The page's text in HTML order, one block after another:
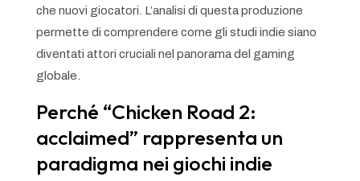
che nuovi giocatori. L’analisi di questa produzione
permette di comprendere come gli studi indie siano
diventati attori cruciali nel panorama del gaming
globale.
Perché “Chicken Road 2:
acclaimed” rappresenta un
paradigma nei giochi indie